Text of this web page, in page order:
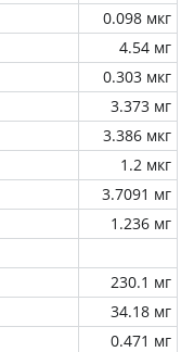
0.098 мкг
4.54 мг
0.303 мкг
3.373 мг
3.386 мкг
1.2 мкг
3.7091 мг
1.236 мг
230.1 мг
34.18 мг
0.471 мг